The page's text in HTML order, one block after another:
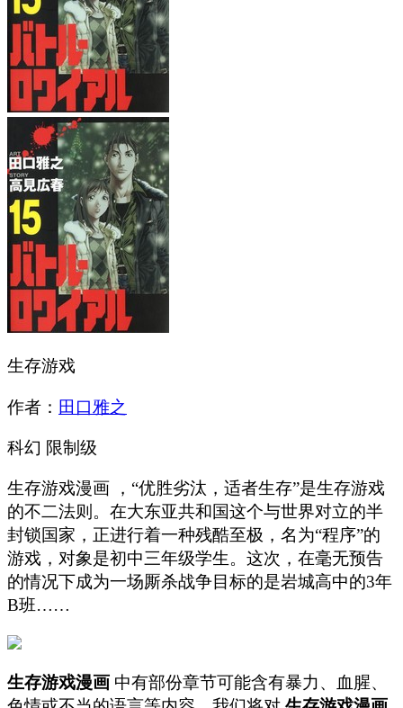
生存游戏
作者： 田口雅之
科幻 限制级
生存游戏漫画 ，“优胜劣汰，适者生存”是生存游戏
的不二法则。在大东亚共和国这个与世界对立的半
封锁国家，正进行着一种残酷至极，名为“程序”的
游戏，对象是初中三年级学生。这次，在毫无预告
的情况下成为一场厮杀战争目标的是岩城高中的3年
B班……
生存游戏漫画 中有部份章节可能含有暴力、血腥、